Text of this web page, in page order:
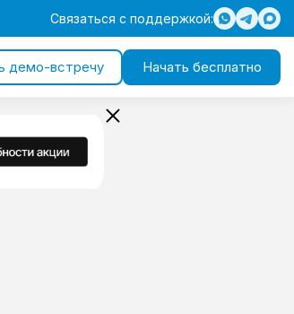
Связаться с поддержкой:
демо-встречу Начать бесплатно